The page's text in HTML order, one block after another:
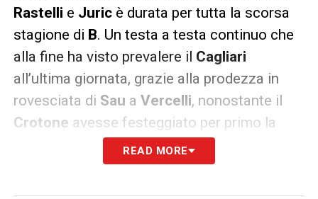
Rastelli e Juricè durata per tutta la scorsa
stagione di B. Un testa a testa continuo che
alla fine ha visto prevalere il Cagliari
all’ultima giornata, grazie alla prodezza in
rovesciata di Sau a Vercelli, nonostante il
Crotone avesse festeggiato per primo la
READ MORE